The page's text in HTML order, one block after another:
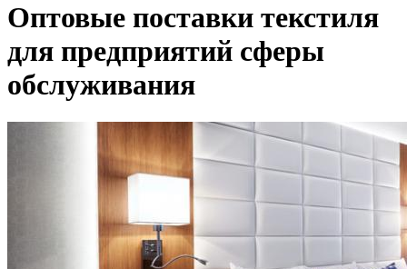
Оптовые поставки текстиля
для предприятий сферы
обслуживания